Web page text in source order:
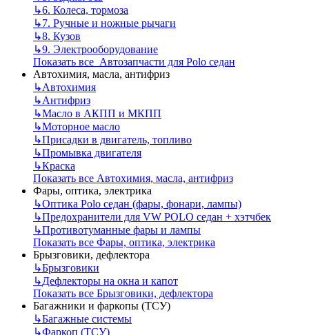
↳6. Колеса, тормоза
↳7. Ручные и ножные рычаги
↳8. Кузов
↳9. Электрооборудование
Показать все Автозапчасти для Polo седан
Автохимия, масла, антифриз
↳Автохимия
↳Антифриз
↳Масло в АКПП и МКПП
↳Моторное масло
↳Присадки в двигатель, топливо
↳Промывка двигателя
↳Краска
Показать все Автохимия, масла, антифриз
Фары, оптика, электрика
↳Оптика Polo седан (фары, фонари, лампы)
↳Предохранители для VW POLO седан + хэтчбек
↳Противотуманные фары и лампы
Показать все Фары, оптика, электрика
Брызговики, дефлектора
↳Брызговики
↳Дефлекторы на окна и капот
Показать все Брызговики, дефлектора
Багажники и фаркопы (ТСУ)
↳Багажные системы
↳Фаркоп (ТСУ)